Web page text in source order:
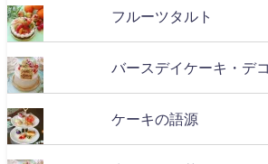
フルーツタルト
バースデイケーキ・デ
ケーキの語源